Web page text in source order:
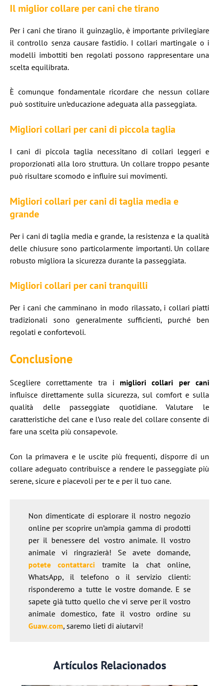
Il miglior collare per cani che tirano
Per i cani che tirano il guinzaglio, è importante privilegiare
il controllo senza causare fastidio. I collari martingale o i
modelli imbottiti ben regolati possono rappresentare una
scelta equilibrata.
È comunque fondamentale ricordare che nessun collare
può sostituire un’educazione adeguata alla passeggiata.
Migliori collari per cani di piccola taglia
I cani di piccola taglia necessitano di collari leggeri e
proporzionati alla loro struttura. Un collare troppo pesante
può risultare scomodo e influire sui movimenti.
Migliori collari per cani di taglia media e
grande
Per i cani di taglia media e grande, la resistenza e la qualità
delle chiusure sono particolarmente importanti. Un collare
robusto migliora la sicurezza durante la passeggiata.
Migliori collari per cani tranquilli
Per i cani che camminano in modo rilassato, i collari piatti
tradizionali sono generalmente sufficienti, purché ben
regolati e confortevoli.
Conclusione
Scegliere correttamente tra imigliori collari per cani
influisce direttamente sulla sicurezza, sul comfort e sulla
qualità delle passeggiate quotidiane. Valutare le
caratteristiche del cane e l’uso reale del collare consente di
fare una scelta più consapevole.
Con la primavera e le uscite più frequenti, disporre di un
collare adeguato contribuisce a rendere le passeggiate più
serene, sicure e piacevoli per te e per il tuo cane.
Non dimenticate di esplorare il nostro negozio
online per scoprire un’ampia gamma di prodotti
per il benessere del vostro animale. Il vostro
animale vi ringrazierà! Se avete domande,
potete contattarci tramite la chat online,
WhatsApp, il telefono o il servizio clienti:
risponderemo a tutte le vostre domande. E se
sapete già tutto quello che vi serve per il vostro
animale domestico, fate il vostro ordine su
Guaw.com, saremo lieti di aiutarvi!
Artículos Relacionados